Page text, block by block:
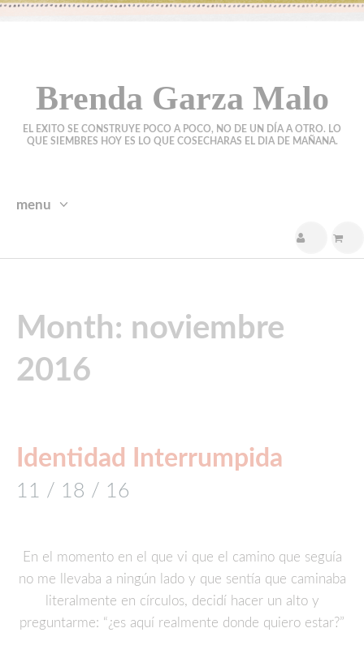
Brenda Garza Malo
EL EXITO SE CONSTRUYE POCO A POCO, NO DE UN DÍA A OTRO. LO
QUE SIEMBRES HOY ES LO QUE COSECHARAS EL DIA DE MAÑANA.
menu
Month: noviembre
2016
Identidad Interrumpida
11 / 18 / 16
En el momento en el que vi que el camino que seguía
no me llevaba a ningún lado y que sentía que caminaba
literalmente en círculos, decidí hacer un alto y
preguntarme: “¿es aquí realmente donde quiero estar?”